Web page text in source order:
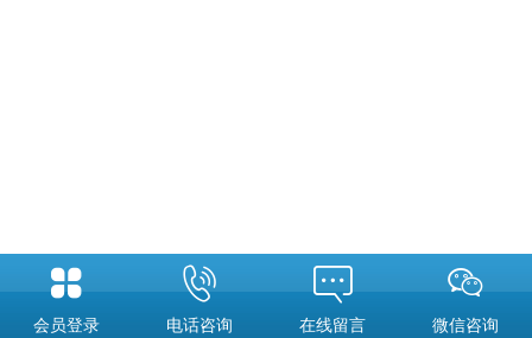
会员登录 电话咨询 在线留言 微信咨询